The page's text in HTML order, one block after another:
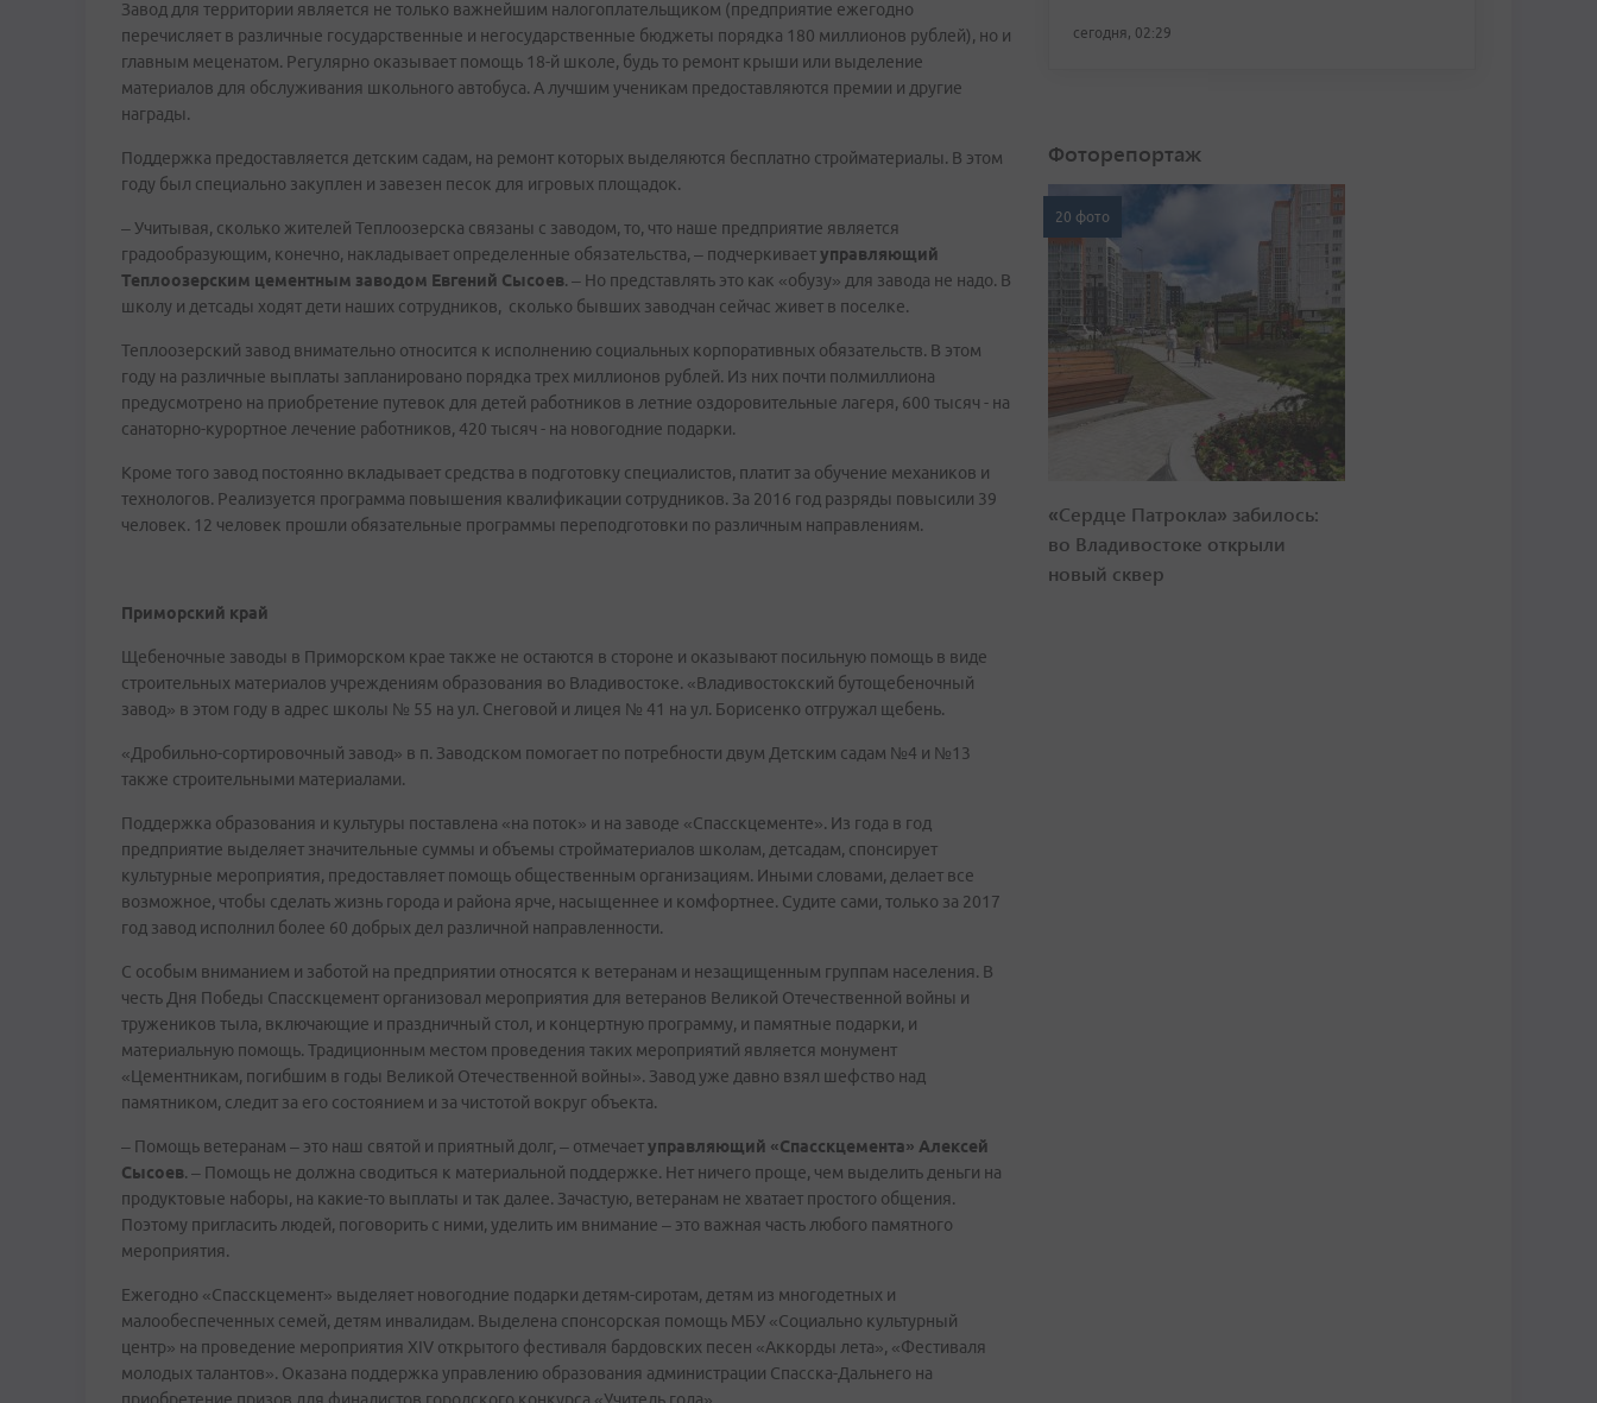
Завод для территории является не только важнейшим налогоплательщиком (предприятие ежегодно
перечисляет в различные государственные и негосударственные бюджеты порядка 180 миллионов рублей), но и
главным меценатом. Регулярно оказывает помощь 18-й школе, будь то ремонт крыши или выделение
материалов для обслуживания школьного автобуса. А лучшим ученикам предоставляются премии и другие
награды.
Поддержка предоставляется детским садам, на ремонт которых выделяются бесплатно стройматериалы. В этом
году был специально закуплен и завезен песок для игровых площадок.
– Учитывая, сколько жителей Теплоозерска связаны с заводом, то, что наше предприятие является
градообразующим, конечно, накладывает определенные обязательства, – подчеркиваетуправляющий
Теплоозерским цементным заводом Евгений Сысоев. – Но представлять это как «обузу» для завода не надо. В
школу и детсады ходят дети наших сотрудников, сколько бывших заводчан сейчас живет в поселке.
Теплоозерский завод внимательно относится к исполнению социальных корпоративных обязательств. В этом
году на различные выплаты запланировано порядка трех миллионов рублей. Из них почти полмиллиона
предусмотрено на приобретение путевок для детей работников в летние оздоровительные лагеря, 600 тысяч - на
санаторно-курортное лечение работников, 420 тысяч - на новогодние подарки.
Кроме того завод постоянно вкладывает средства в подготовку специалистов, платит за обучение механиков и
технологов. Реализуется программа повышения квалификации сотрудников. За 2016 год разряды повысили 39
человек. 12 человек прошли обязательные программы переподготовки по различным направлениям.
Приморский край
Щебеночные заводы в Приморском крае также не остаются в стороне и оказывают посильную помощь в виде
строительных материалов учреждениям образования во Владивостоке. «Владивостокский бутощебеночный
завод» в этом году в адрес школы № 55 на ул. Снеговой и лицея № 41 на ул. Борисенко отгружал щебень.
«Дробильно-сортировочный завод» в п. Заводском помогает по потребности двум Детским садам №4 и №13
также строительными материалами.
Поддержка образования и культуры поставлена «на поток» и на заводе «Спасскцементе». Из года в год
предприятие выделяет значительные суммы и объемы стройматериалов школам, детсадам, спонсирует
культурные мероприятия, предоставляет помощь общественным организациям. Иными словами, делает все
возможное, чтобы сделать жизнь города и района ярче, насыщеннее и комфортнее. Судите сами, только за 2017
год завод исполнил более 60 добрых дел различной направленности.
С особым вниманием и заботой на предприятии относятся к ветеранам и незащищенным группам населения. В
честь Дня Победы Спасскцемент организовал мероприятия для ветеранов Великой Отечественной войны и
тружеников тыла, включающие и праздничный стол, и концертную программу, и памятные подарки, и
материальную помощь. Традиционным местом проведения таких мероприятий является монумент
«Цементникам, погибшим в годы Великой Отечественной войны». Завод уже давно взял шефство над
памятником, следит за его состоянием и за чистотой вокруг объекта.
– Помощь ветеранам – это наш святой и приятный долг, – отмечаетуправляющий «Спасскцемента» Алексей
Сысоев. – Помощь не должна сводиться к материальной поддержке. Нет ничего проще, чем выделить деньги на
продуктовые наборы, на какие-то выплаты и так далее. Зачастую, ветеранам не хватает простого общения.
Поэтому пригласить людей, поговорить с ними, уделить им внимание – это важная часть любого памятного
мероприятия.
Ежегодно «Спасскцемент» выделяет новогодние подарки детям-сиротам, детям из многодетных и
малообеспеченных семей, детям инвалидам. Выделена спонсорская помощь МБУ «Социально культурный
центр» на проведение мероприятия XIV открытого фестиваля бардовских песен «Аккорды лета», «Фестиваля
молодых талантов». Оказана поддержка управлению образования администрации Спасска-Дальнего на
сегодня, 02:29
Фоторепортаж
20 фото
«Сердце Патрокла» забилось:
во Владивостоке открыли
новый сквер